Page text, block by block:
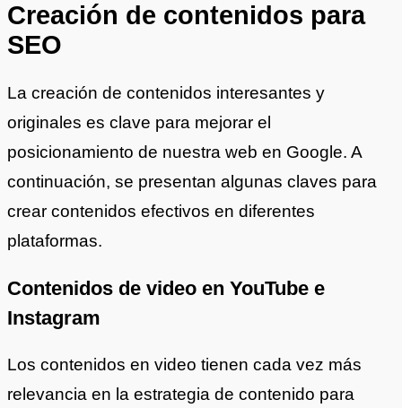
Creación de contenidos para
SEO
La creación de contenidos interesantes y
originales es clave para mejorar el
posicionamiento de nuestra web en Google. A
continuación, se presentan algunas claves para
crear contenidos efectivos en diferentes
plataformas.
Contenidos de video en YouTube e
Instagram
Los contenidos en video tienen cada vez más
relevancia en la estrategia de contenido para